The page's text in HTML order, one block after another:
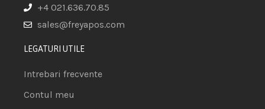
+4 021.636.70.85
sales@freyapos.com
LEGATURI UTILE
Intrebari frecvente
Contul meu